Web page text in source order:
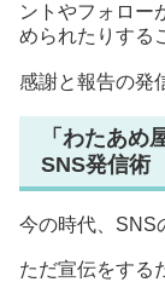
ントやフォロー
められたりする
感謝と報告の発
「わたあめ
SNS発信術
今の時代、SNS
ただ宣伝をする